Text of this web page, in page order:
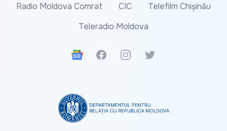
Radio Moldova Comrat
CIC
Telefilm Chișinău
Teleradio Moldova
Google News
FacebookInstagramTwitter